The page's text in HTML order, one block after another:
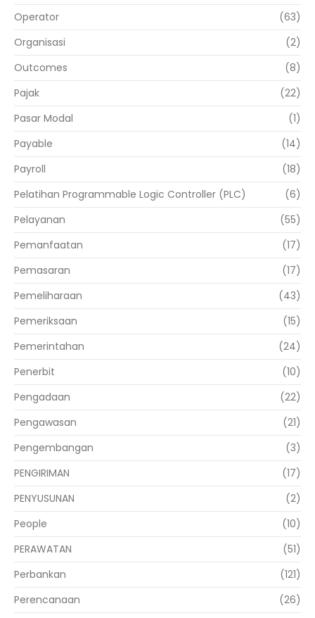
Operator
(63)
Organisasi
(2)
Outcomes
(8)
Pajak
(22)
Pasar Modal
(1)
Payable
(14)
Payroll
(18)
Pelatihan Programmable Logic Controller (PLC)
(6)
Pelayanan
(55)
Pemanfaatan
(17)
Pemasaran
(17)
Pemeliharaan
(43)
Pemeriksaan
(15)
Pemerintahan
(24)
Penerbit
(10)
Pengadaan
(22)
Pengawasan
(21)
Pengembangan
(3)
PENGIRIMAN
(17)
PENYUSUNAN
(2)
People
(10)
PERAWATAN
(51)
Perbankan
(121)
Perencanaan
(26)